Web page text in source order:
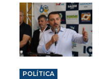
POLÍTICA